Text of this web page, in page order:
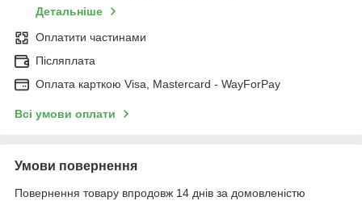
Детальніше
Оплатити частинами
Післяплата
Оплата карткою Visa, Mastercard - WayForPay
Всі умови оплати
Умови повернення
Повернення товару впродовж 14 днів за домовленістю